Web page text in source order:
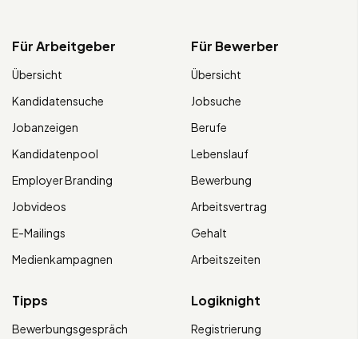
Für Arbeitgeber
Übersicht
Kandidatensuche
Jobanzeigen
Kandidatenpool
Employer Branding
Jobvideos
E-Mailings
Medienkampagnen
Für Bewerber
Übersicht
Jobsuche
Berufe
Lebenslauf
Bewerbung
Arbeitsvertrag
Gehalt
Arbeitszeiten
Tipps
Bewerbungsgespräch
Logiknight
Registrierung